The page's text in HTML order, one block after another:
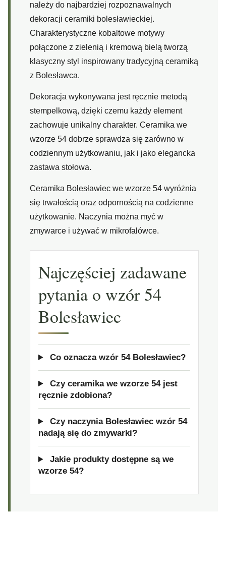
należy do najbardziej rozpoznawalnych
dekoracji ceramiki bolesławieckiej.
Charakterystyczne kobaltowe motywy
połączone z zielenią i kremową bielą tworzą
klasyczny styl inspirowany tradycyjną ceramiką
z Bolesławca.
Dekoracja wykonywana jest ręcznie metodą
stempelkową, dzięki czemu każdy element
zachowuje unikalny charakter. Ceramika we
wzorze 54 dobrze sprawdza się zarówno w
codziennym użytkowaniu, jak i jako elegancka
zastawa stołowa.
Ceramika Bolesławiec we wzorze 54 wyróżnia
się trwałością oraz odpornością na codzienne
użytkowanie. Naczynia można myć w
zmywarce i używać w mikrofalówce.
Najczęściej zadawane
pytania o wzór 54
Bolesławiec
Co oznacza wzór 54 Bolesławiec?
Czy ceramika we wzorze 54 jest
ręcznie zdobiona?
Czy naczynia Bolesławiec wzór 54
nadają się do zmywarki?
Jakie produkty dostępne są we
wzorze 54?